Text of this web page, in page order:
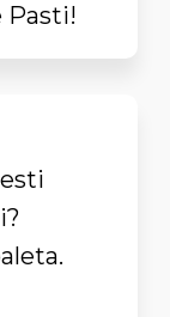
Pasti!